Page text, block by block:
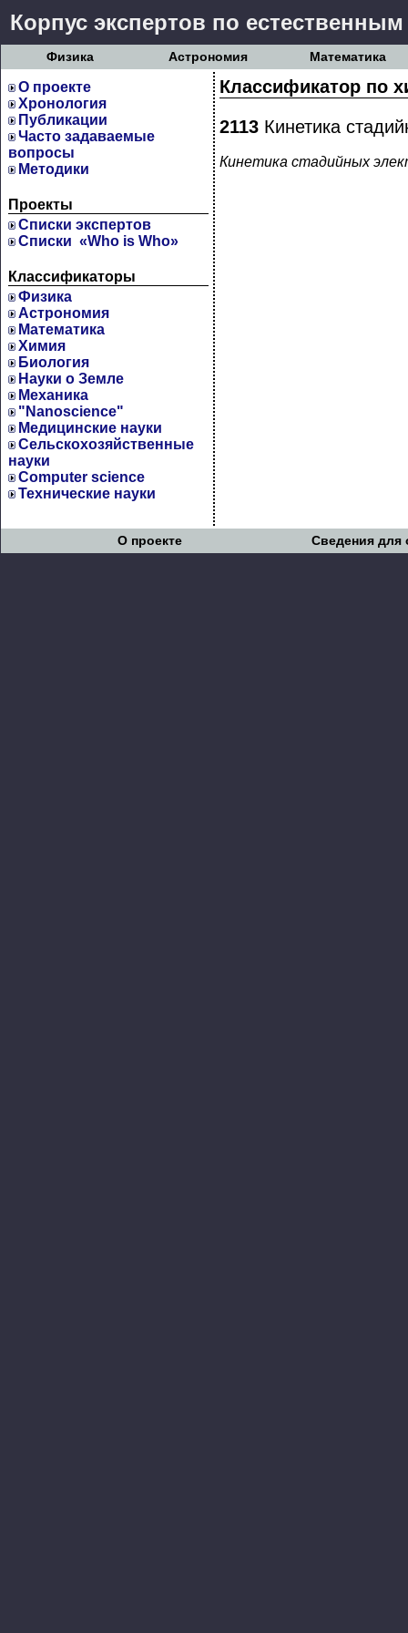
Корпус экспертов по
Физика Астрономия Математика
О проекте
Хронология
Публикации
Часто задаваемые
вопросы
Методики
Проекты
Cписки экспертов
Списки «Who is Who»
Классификаторы
Физика
Астрономия
Математика
Химия
Биология
Науки о Земле
Механика
"Nanoscience"
Медицинские науки
Сельскохозяйственные
науки
Computer science
Технические науки
Классификатор по
2113 Кинетика
Кинетика стадийных
О проекте Сведения для